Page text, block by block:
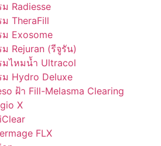
Radiesse
TheraFill
Exosome
Rejuran (รีจูรัน)
มไหมน้ำ Ultracol
ม Hydro Deluxe
ฝ้า Fill-Melasma Clearing
X
FLX